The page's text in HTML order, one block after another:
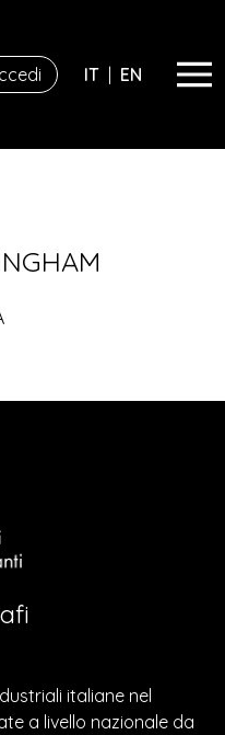
IT | EN
italiane nel
a livello nazionale da